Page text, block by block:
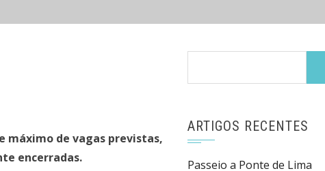
máximo de vagas previstas,
encerradas.
ARTIGOS RECENTES
Passeio a Ponte de Lima